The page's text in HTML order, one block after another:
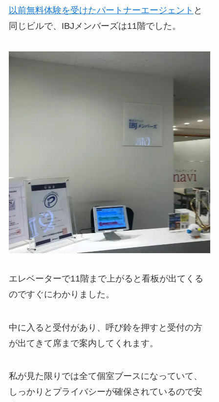
以前無料体験を受けたパートナーエージェント と
同じビルで、IBJメンバーズは11階でした。
エレベーターで11階まで上がると看板が出てくる
のですぐにわかりました。
中に入ると受付があり、呼び鈴を押すと受付の方
が出てきて席まで案内してくれます。
私が見た限りでは全て個室ブースになっていて、
しっかりとプライバシーが確保されているので安